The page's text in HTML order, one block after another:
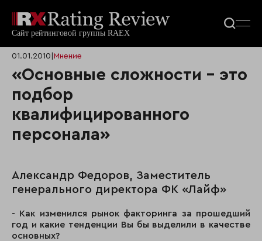
01.01.2010 Мнение
«Основные сложности – это
подбор
квалифицированного
персонала»
Александр Федоров, Заместитель
генерального директора ФК «Лайф»
- Как изменился рынок факторинга за прошедший
год и какие тенденции Вы бы выделили в качестве
основных?